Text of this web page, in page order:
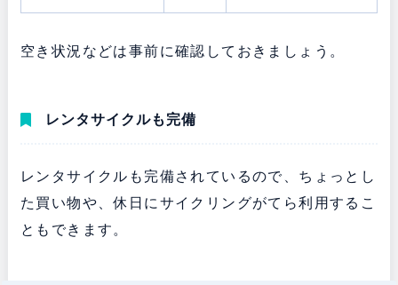
空き状況などは事前に確認しておきましょう。
レンタサイクルも完備
レンタサイクルも完備されているので、ちょっとし
た買い物や、休日にサイクリングがてら利用するこ
ともできます。